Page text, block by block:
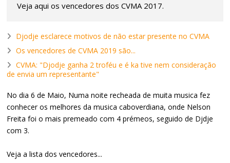
Veja aqui os vencedores dos CVMA 2017.
Djodje esclarece motivos de não estar presente no CVMA
Os vencedores de CVMA 2019 são...
CVMA: "Djodje ganha 2 troféu e é ka tive nem consideração
de envia um representante"
No dia 6 de Maio, Numa noite recheada de muita musica fez
conhecer os melhores da musica caboverdiana, onde Nelson
Freita foi o mais premeado com 4 prémeos, seguido de Djdje
com 3.
Veja a lista dos vencedores...